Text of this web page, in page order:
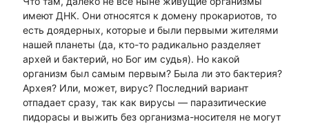
имеют ДНК. Они относятся к домену прокариотов, то
есть доядерных, которые и были первыми жителями
нашей планеты (да, кто-то радикально разделяет
архей и бактерий, но Бог им судья). Но какой
организм был самым первым? Была ли это бактерия?
Архея? Или, может, вирус? Последний вариант
отпадает сразу, так как вирусы — паразитические
пидорасы и выжить без организма-носителя не могут